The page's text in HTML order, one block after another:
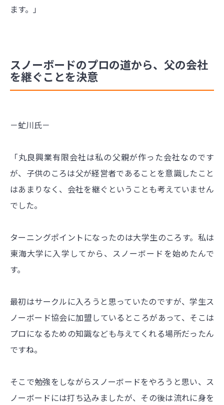
ます。」
スノーボードのプロの道から、父の会社
を継ぐことを決意
－虻川氏－
「丸良興業有限会社は私の父親が作った会社なのです
が、子供のころは父が経営者であることを意識したこと
はあまりなく、会社を継ぐということも考えていません
でした。
ターニングポイントになったのは大学生のころす。私は
東海大学に入学してから、スノーボードを始めたんで
す。
最初はサークルに入ろうと思っていたのですが、学生ス
ノーボード協会に加盟しているところがあって、そこは
プロになるための知識なども与えてくれる場所だったん
ですね。
そこで勉強をしながらスノーボードをやろうと思い、ス
ノーボードには打ち込みましたが、その後は流れに身を